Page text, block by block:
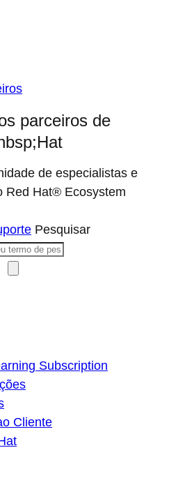
parceiros de
de especialistas e
Red Hat® Ecosystem
Pesquisar
Subscription
Cliente